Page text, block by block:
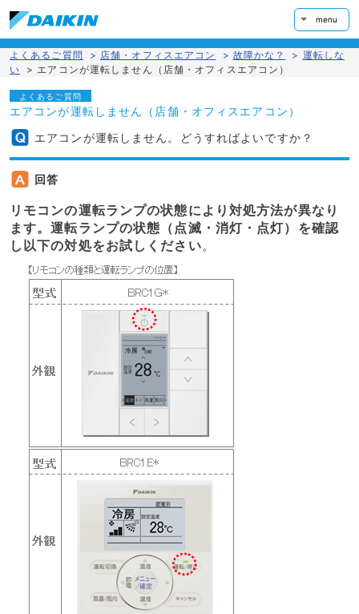
menu
よくあるご質問 > 店舗・オフィスエアコン > 故障かな？ > 運転しな
い
> エアコンが運転しません（店舗・オフィスエアコン）
よくあるご質問
エアコンが運転しません（店舗・オフィスエアコン）
エアコンが運転しません。どうすればよいですか？
回答
リモコンの運転ランプの状態により対処方法が異なり
ます。運転ランプの状態（点滅・消灯・点灯）を確認
し以下の対処をお試しください。